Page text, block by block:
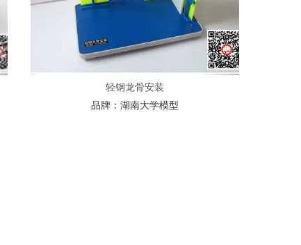
轻钢龙骨安装
品牌：湖南大学模型